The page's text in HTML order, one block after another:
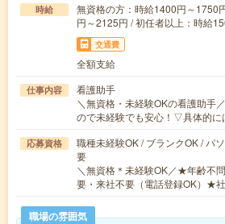
時給
無資格の方：時給1400円～1750
円～2125円 / 初任者以上：時給
交通費
全額支給
仕事内容
看護助手
＼無資格・未経験OKの看護助手
ので未経験でも安心！▽具体的
応募資格
職種未経験OK / ブランクOK / パ
要
＼無資格＊未経験OK／★年齢不
要・来社不要（電話登録OK）★
職場の雰囲気